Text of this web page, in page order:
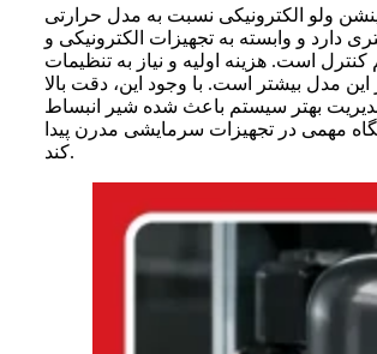
ولو الکترونیکی نسبت به مدل حرارتی
دارد و وابسته به تجهیزات الکترونیکی و
است. هزینه اولیه و نیاز به تنظیمات
مدل بیشتر است. با وجود این، دقت بالا
بهتر سیستم باعث شده شیر انبساط
مهمی در تجهیزات سرمایشی مدرن پیدا
کند.